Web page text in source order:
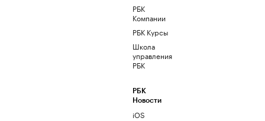
РБК
Компании
РБК Курсы
Школа
управления
РБК
РБК
Новости
iOS